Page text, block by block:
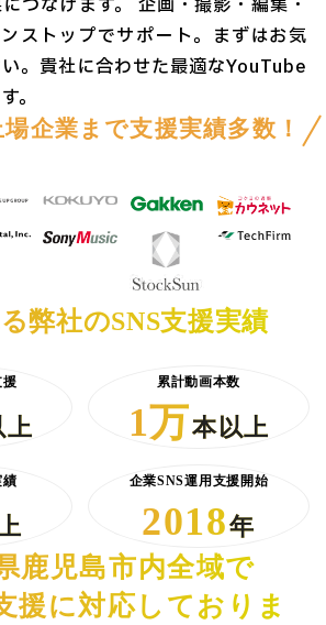
ストップでサポート。まずはお気
。貴社に合わせた最適なYouTube
。
企業まで支援実績多数！
弊社のSNS支援実績
援
上
累計動画本数
1万本以上
績 企業SNS運用支援開始
2018年
鹿児島市内全域で
援に対応しておりま